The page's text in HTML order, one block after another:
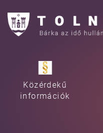
Közérdekű
információk